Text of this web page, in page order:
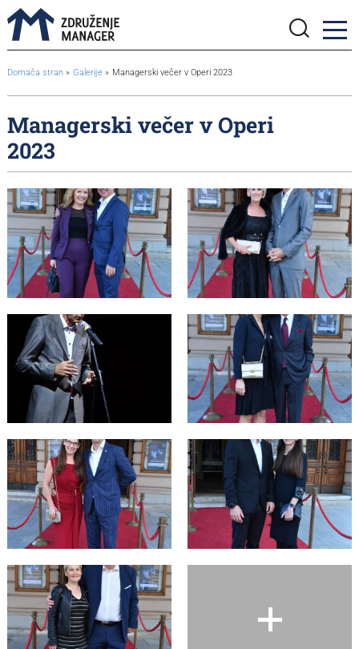
BreadcrumbsTemplate.TITLE_A11Y
Domača stran Galerije Managerski večer v Operi 2023
Managerski večer v Operi
2023